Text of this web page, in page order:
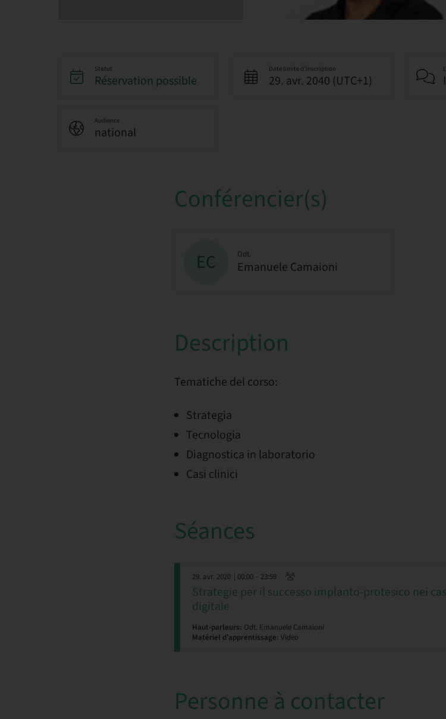
Statut
Réservation possible
Date limite d’inscription
29. avr. 2040 (UTC+1)
Audience
national
Conférencier(s)
EC Odt.
Emanuele Camaioni
Description
Tematiche del corso:
Strategia
Tecnologia
Diagnostica in laboratorio
Casi clinici
Séances
29. avr. 2020 | 00:00 – 23:59
Strategie per il successo implanto-protesico nei
digitale
Haut-parleurs: Odt. Emanuele Camaioni
Matériel d’apprentissage: Video
Personne à contacter